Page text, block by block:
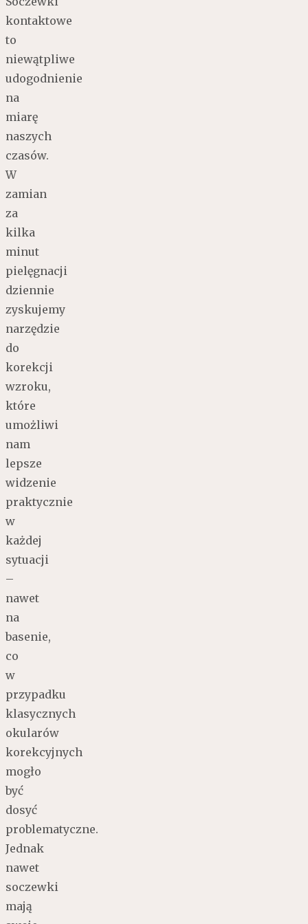
kontaktowe
to
niewątpliwe
udogodnienie
na
miarę
naszych
czasów.
W
zamian
za
kilka
minut
pielęgnacji
dziennie
zyskujemy
narzędzie
do
korekcji
wzroku,
które
umożliwi
nam
lepsze
widzenie
praktycznie
w
każdej
sytuacji
–
nawet
na
basenie,
co
w
przypadku
klasycznych
okularów
korekcyjnych
mogło
być
dosyć
problematyczne.
Jednak
nawet
soczewki
mają